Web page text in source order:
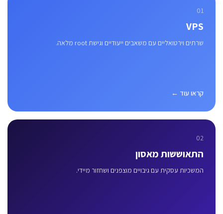
01
VPS
שרתים וירטואליים עם משאבים ייעודיים וגישת root מלאה.
קראו עוד ←
02
התאוששות מאסון
המשכיות עסקית עם גיבויים מוצפנים ושחזור מיידי.